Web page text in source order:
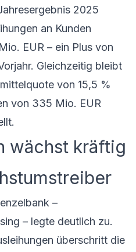
2025
an Kunden
EUR – ein Plus von
Gleichzeitig bleibt
von 15,5 %
von 335 Mio. EUR
wächst kräftig
–
– legte deutlich zu.
überschritt die